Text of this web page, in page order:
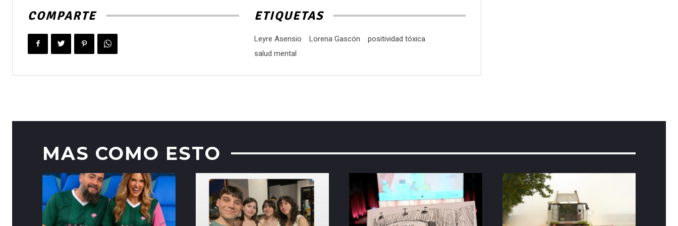
COMPARTE ETIQUETAS
Leyre Asensio Lorena Gascón
positividad tóxica
salud mental
MAS COMO ESTO